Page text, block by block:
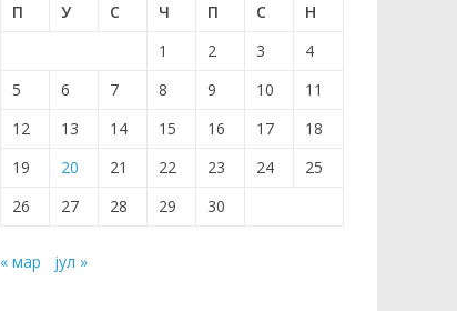
П
У С Ч П С
Н
1
2 3
4
5
6 7 8 9 10
11
12
13 14 15 16 17
18
19
20 21 22 23 24
25
26
27 28 29 30
« мар јул »